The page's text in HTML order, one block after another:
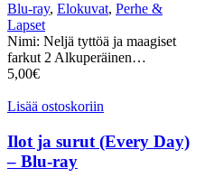
Blu-ray, Elokuvat, Perhe &
Lapset
Nimi: Neljä tyttöä ja maagiset
farkut 2 Alkuperäinen…
5,00€
Lisää ostoskoriin
Ilot ja surut (Every Day)
– Blu-ray